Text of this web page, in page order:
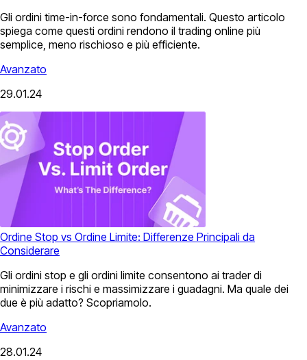
Gli ordini time-in-force sono fondamentali. Questo articolo
spiega come questi ordini rendono il trading online più
semplice, meno rischioso e più efficiente.
Avanzato
29.01.24
Ordine Stop vs Ordine Limite: Differenze Principali da
Considerare
Gli ordini stop e gli ordini limite consentono ai trader di
minimizzare i rischi e massimizzare i guadagni. Ma quale dei
due è più adatto? Scopriamolo.
Avanzato
28.01.24